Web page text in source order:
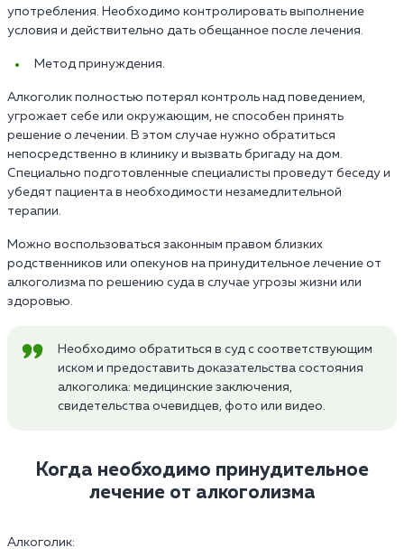
употребления. Необходимо контролировать выполнение
условия и действительно дать обещанное после лечения.
Метод принуждения.
Алкоголик полностью потерял контроль над поведением,
угрожает себе или окружающим, не способен принять
решение о лечении. В этом случае нужно обратиться
непосредственно в клинику и вызвать бригаду на дом.
Специально подготовленные специалисты проведут беседу и
убедят пациента в необходимости незамедлительной
терапии.
Можно воспользоваться законным правом близких
родственников или опекунов на принудительное лечение от
алкоголизма по решению суда в случае угрозы жизни или
здоровью.
Необходимо обратиться в суд с соответствующим
иском и предоставить доказательства состояния
алкоголика: медицинские заключения,
свидетельства очевидцев, фото или видео.
Когда необходимо принудительное
лечение от алкоголизма
Алкоголик: